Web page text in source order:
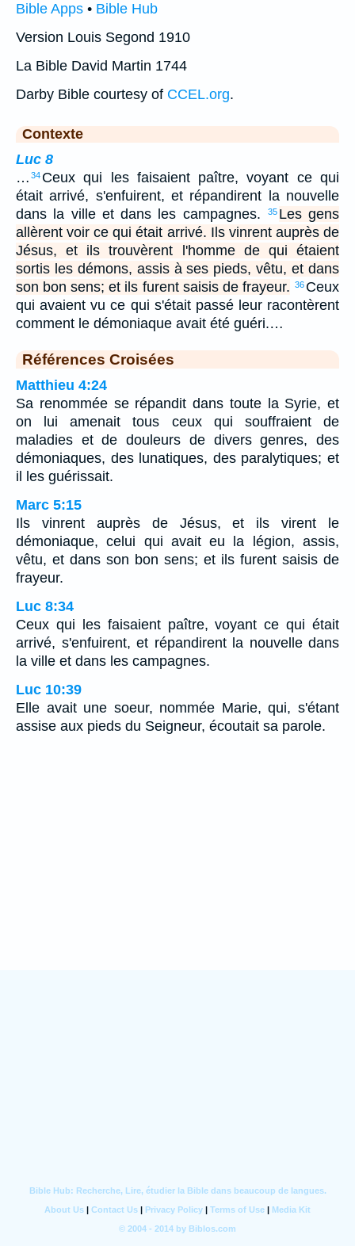
Bible Apps • Bible Hub
Version Louis Segond 1910
La Bible David Martin 1744
Darby Bible courtesy of CCEL.org.
Contexte
Luc 8
… 34 Ceux qui les faisaient paître, voyant ce qui
était arrivé, s'enfuirent, et répandirent la nouvelle
dans la ville et dans les campagnes.
35 Les gens
allèrent voir ce qui était arrivé. Ils vinrent auprès de
Jésus, et ils trouvèrent l'homme de qui étaient
sortis les démons, assis à ses pieds, vêtu, et dans
son bon sens; et ils furent saisis de frayeur. 36 Ceux
qui avaient vu ce qui s'était passé leur racontèrent
comment le démoniaque avait été guéri.…
Références Croisées
Matthieu 4:24
Sa renommée se répandit dans toute la Syrie, et
on lui amenait tous ceux qui souffraient de
maladies et de douleurs de divers genres, des
démoniaques, des lunatiques, des paralytiques; et
il les guérissait.
Marc 5:15
Ils vinrent auprès de Jésus, et ils virent le
démoniaque, celui qui avait eu la légion, assis,
vêtu, et dans son bon sens; et ils furent saisis de
frayeur.
Luc 8:34
Ceux qui les faisaient paître, voyant ce qui était
arrivé, s'enfuirent, et répandirent la nouvelle dans
la ville et dans les campagnes.
Luc 10:39
Elle avait une soeur, nommée Marie, qui, s'étant
assise aux pieds du Seigneur, écoutait sa parole.